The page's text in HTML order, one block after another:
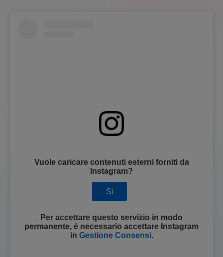
Vuole caricare contenuti esterni forniti da
Instagram?
Sì
Per accettare questo servizio in modo
permanente, è necessario accettare Instagram
in Gestione Consensi.